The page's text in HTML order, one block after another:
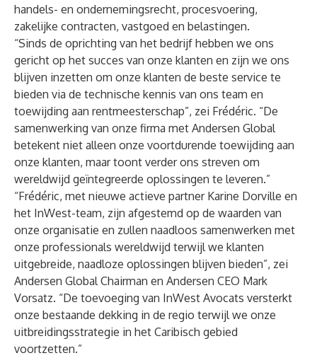
handels- en ondernemingsrecht, procesvoering,
zakelijke contracten, vastgoed en belastingen.
“Sinds de oprichting van het bedrijf hebben we ons
gericht op het succes van onze klanten en zijn we ons
blijven inzetten om onze klanten de beste service te
bieden via de technische kennis van ons team en
toewijding aan rentmeesterschap”, zei Frédéric. “De
samenwerking van onze firma met Andersen Global
betekent niet alleen onze voortdurende toewijding aan
onze klanten, maar toont verder ons streven om
wereldwijd geïntegreerde oplossingen te leveren.”
“Frédéric, met nieuwe actieve partner Karine Dorville en
het InWest-team, zijn afgestemd op de waarden van
onze organisatie en zullen naadloos samenwerken met
onze professionals wereldwijd terwijl we klanten
uitgebreide, naadloze oplossingen blijven bieden”, zei
Andersen Global Chairman en Andersen CEO Mark
Vorsatz. “De toevoeging van InWest Avocats versterkt
onze bestaande dekking in de regio terwijl we onze
uitbreidingsstrategie in het Caribisch gebied
voortzetten.”